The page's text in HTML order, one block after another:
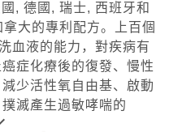
, 德國, 瑞士, 西班牙和
大的專利配方。上百個
血液的能力，對疾病有
症化療後的復發、慢性
少活性氧自由基、啟動
滅產生過敏哮喘的
酸，並有效清除口臭、